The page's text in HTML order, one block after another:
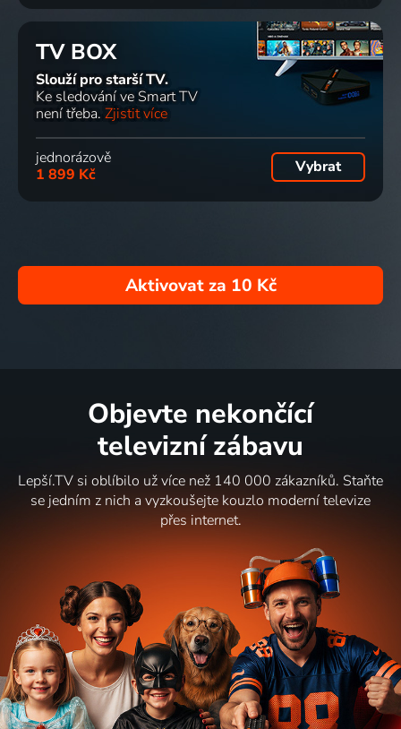
TV BOX
Slouží pro starší TV.
Ke sledování ve Smart TV
není třeba. Zjistit více
jednorázově
1 899 Kč
Vybrat
Aktivovat za 10 Kč
Objevte nekončící
televizní zábavu
Lepší.TV si oblíbilo už více než 140 000 zákazníků. Staňte
se jedním z nich a vyzkoušejte kouzlo moderní televize
přes internet.